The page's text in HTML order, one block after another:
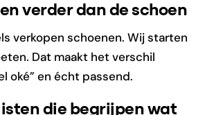
verder dan de schoen
verkopen schoenen. Wij starten
Dat maakt het verschil
oké” en écht passend.
die begrijpen wat